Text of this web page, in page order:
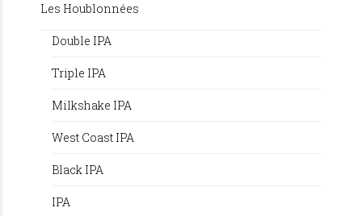
Les Houblonnées
Double IPA
Triple IPA
Milkshake IPA
West Coast IPA
Black IPA
IPA